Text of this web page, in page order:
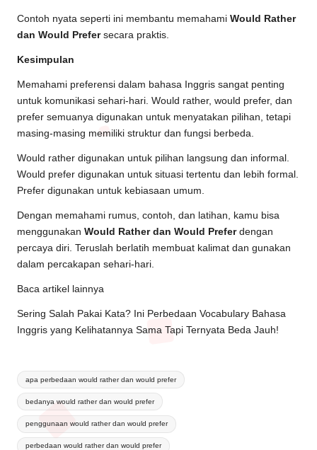
Contoh nyata seperti ini membantu memahami Would Rather
dan Would Prefersecara praktis.
Kesimpulan
Memahami preferensi dalam bahasa Inggris sangat penting
untuk komunikasi sehari-hari. Would rather, would prefer, dan
prefer semuanya digunakan untuk menyatakan pilihan, tetapi
masing-masing memiliki struktur dan fungsi berbeda.
Would rather digunakan untuk pilihan langsung dan informal.
Would prefer digunakan untuk situasi tertentu dan lebih formal.
Prefer digunakan untuk kebiasaan umum.
Dengan memahami rumus, contoh, dan latihan, kamu bisa
menggunakan Would Rather dan Would Preferdengan
percaya diri. Teruslah berlatih membuat kalimat dan gunakan
dalam percakapan sehari-hari.
Baca artikel lainnya
Sering Salah Pakai Kata? Ini Perbedaan Vocabulary Bahasa
Inggris yang Kelihatannya Sama Tapi Ternyata Beda Jauh!
apa perbedaan would rather dan would prefer
bedanya would rather dan would prefer
penggunaan would rather dan would prefer
perbedaan would rather dan would prefer